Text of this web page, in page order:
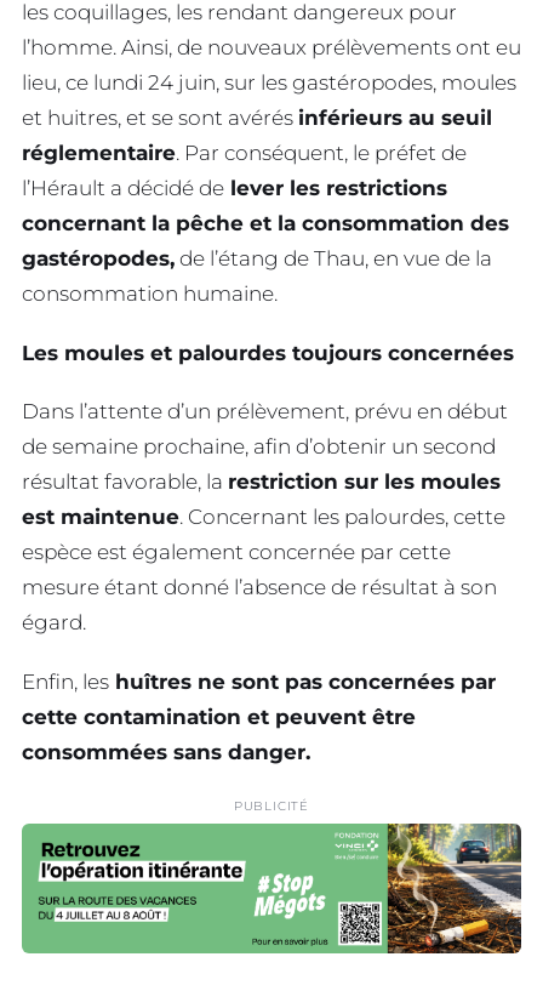
les coquillages, les rendant dangereux pour
l’homme. Ainsi, de nouveaux prélèvements ont eu
lieu, ce lundi 24 juin, sur les gastéropodes, moules
et huitres, et se sont avérés inférieurs au seuil
réglementaire. Par conséquent, le préfet de
l’Hérault a décidé de lever les restrictions
concernant la pêche et la consommation des
gastéropodes, de l’étang de Thau, en vue de la
consommation humaine.
Les moules et palourdes toujours concernées
Dans l’attente d’un prélèvement, prévu en début
de semaine prochaine, afin d’obtenir un second
résultat favorable, la restriction sur les moules
est maintenue. Concernant les palourdes, cette
espèce est également concernée par cette
mesure étant donné l’absence de résultat à son
égard.
Enfin, les huîtres ne sont pas concernées par
cette contamination et peuvent être
consommées sans danger.
PUBLICITÉ